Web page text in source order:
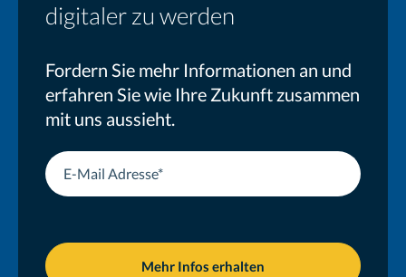
digitaler zu werden
Fordern Sie mehr Informationen an und
erfahren Sie wie Ihre Zukunft zusammen
mit uns aussieht.